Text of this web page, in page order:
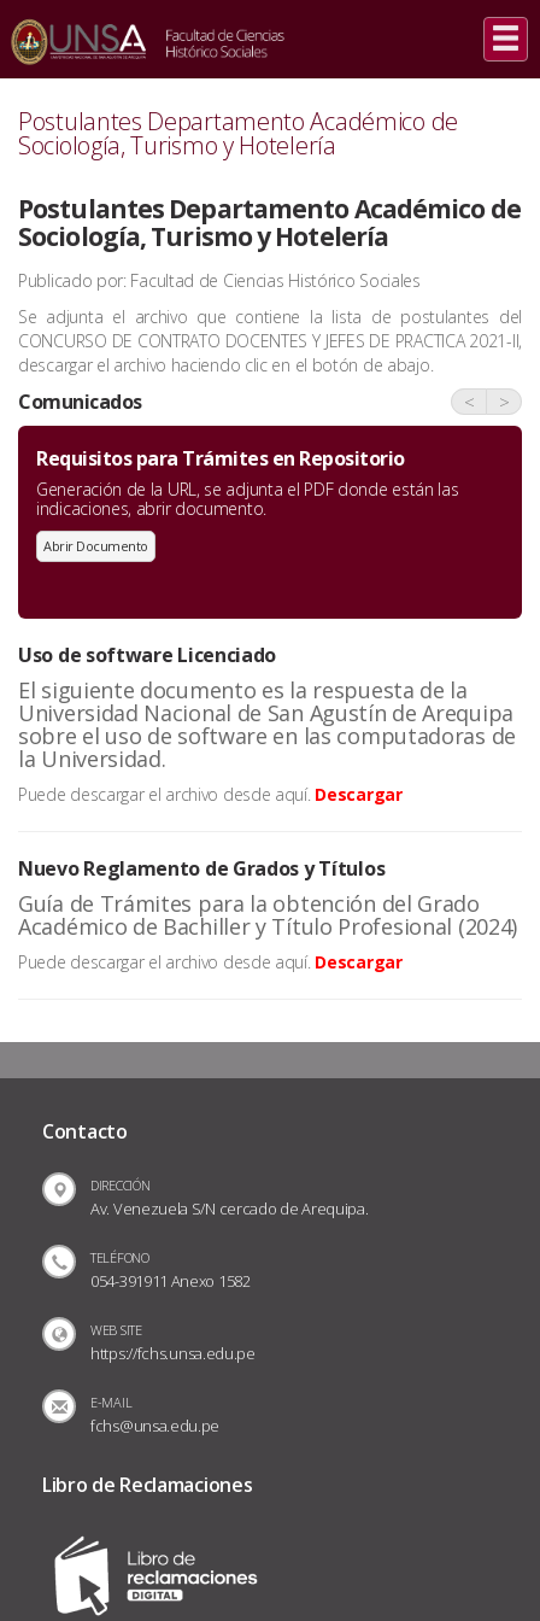
INICIO COMUNICADOS /
POSTULANTES DEPARTAMENTO ACADÉMICO DE SOCIOLOGÍA, TURISMO Y
HOTELERÍA
Postulantes Departamento Académico de
Sociología, Turismo y Hotelería
Postulantes Departamento Académico de
Sociología, Turismo y Hotelería
Publicado por: Facultad de Ciencias Histórico Sociales
Se adjunta el archivo que contiene la lista de postulantes del
CONCURSO DE CONTRATO DOCENTES Y JEFES DE PRACTICA 2021-II,
descargar el archivo haciendo clic en el botón de abajo.
Comunicados < >
Requisitos para Trámites en Repositorio
Generación de la URL, se adjunta el PDF donde están las
indicaciones, abrir documento.
Abrir Documento
Uso de software Licenciado
El siguiente documento es la respuesta de la
Universidad Nacional de San Agustín de Arequipa
sobre el uso de software en las computadoras de
la Universidad.
Puede descargar el archivo desde aquí. Descargar
Nuevo Reglamento de Grados y Títulos
Guía de Trámites para la obtención del Grado
Académico de Bachiller y Título Profesional (2024)
Puede descargar el archivo desde aquí. Descargar
Contacto
DIRECCIÓN
Av. Venezuela S/N cercado de Arequipa.
TELÉFONO
054-391911 Anexo 1582
WEB SITE
https://fchs.unsa.edu.pe
E-MAIL
fchs@unsa.edu.pe
Libro de Reclamaciones